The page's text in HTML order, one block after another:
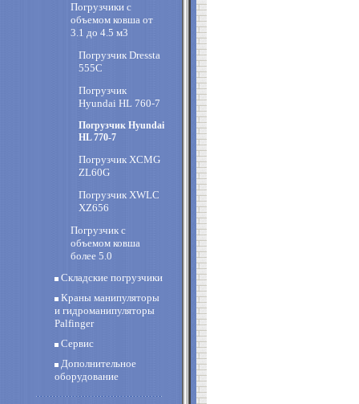
Погрузчики с
объемом ковша от
3.1 до 4.5 м3
Погрузчик Dressta
555C
Погрузчик
Hyundai HL 760-7
Погрузчик Hyundai
HL 770-7
Погрузчик XCMG
ZL60G
Погрузчик XWLC
XZ656
Погрузчик с
объемом ковша
более 5.0
Складские погрузчики
Краны манипуляторы
и гидроманипуляторы
Palfinger
Сервис
Дополнительное
оборудование